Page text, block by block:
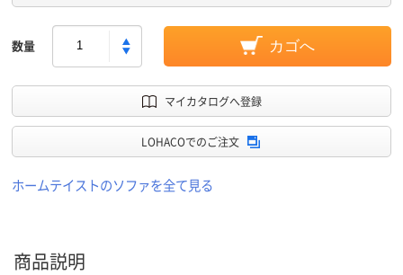
数量 カゴへ
マイカタログへ登録
LOHACOでのご注文
ホームテイストのソファを全て見る
商品説明